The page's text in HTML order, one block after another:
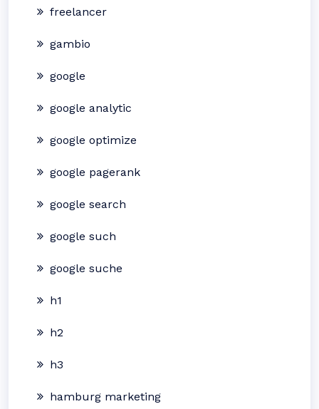
freelancer
gambio
google
google analytic
google optimize
google pagerank
google search
google such
google suche
h1
h2
h3
hamburg marketing